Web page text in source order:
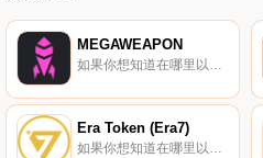
MEGAWEAPON
Era Token (Era7)
如果你想知道在哪里以当前价格购买Era Token (Era7),目前交易{Era Token (Era7)]股票的顶级加密货币交易所是LATOKEN、PancakeSwap（V2）和iZiSwap。您可以在我们的加密货币交易所页面上找到其他列表.